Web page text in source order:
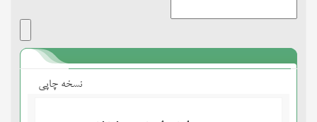
نسخه چاپی